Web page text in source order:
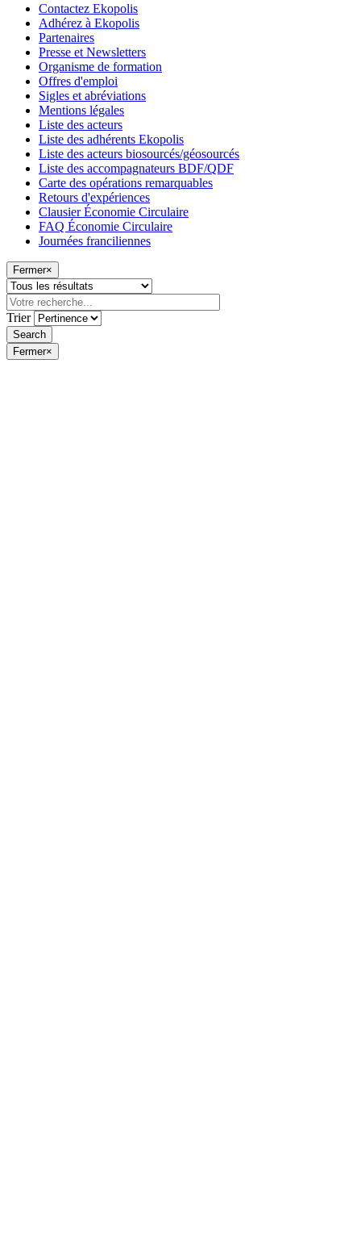
Contactez Ekopolis
Adhérez à Ekopolis
Partenaires
Presse et Newsletters
Organisme de formation
Offres d'emploi
Sigles et abréviations
Mentions légales
Liste des acteurs
Liste des adhérents Ekopolis
Liste des acteurs biosourcés/géosourcés
Liste des accompagnateurs BDF/QDF
Carte des opérations remarquables
Retours d'expériences
Clausier Économie Circulaire
FAQ Économie Circulaire
Journées franciliennes
Fermer×
Trier
Fermer×